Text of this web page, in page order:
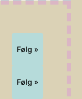
Følg »
Følg »